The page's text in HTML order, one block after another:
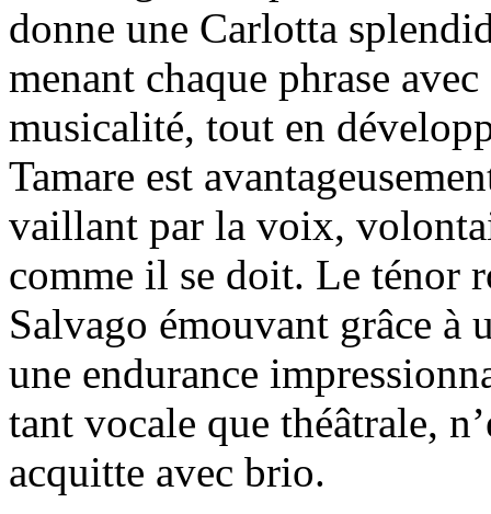
donne une Carlotta
menant chaque phrase
musicalité, tout en
Tamare est
vaillant par la voix,
comme il se doit. Le ténor
Salvago émouvant grâce à
une endurance
tant vocale que théâtrale,
acquitte avec brio.